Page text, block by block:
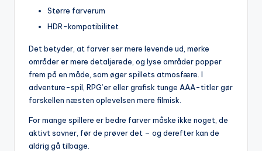
Større farverum
HDR-kompatibilitet
Det betyder, at farver ser mere levende ud, mørke
områder er mere detaljerede, og lyse områder popper
frem på en måde, som øger spillets atmosfære. I
adventure-spil, RPG’er eller grafisk tunge AAA-titler gør
forskellen næsten oplevelsen mere filmisk.
For mange spillere er bedre farver måske ikke noget, de
aktivt savner, før de prøver det – og derefter kan de
aldrig gå tilbage.